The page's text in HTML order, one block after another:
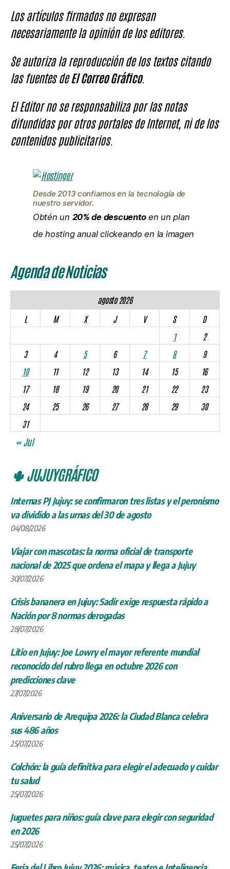
Los artículos firmados no expresan
necesariamente la opinión de los editores.
Se autoriza la reproducción de los textos citando
las fuentes deEl Correo Gráfico.
El Editor no se responsabiliza por las notas
difundidas por otros portales de Internet, ni de los
contenidos publicitarios.
Desde 2013 confiamos en la tecnología de
nuestro servidor.
Obtén un 20% de descuentoen un plan
de hosting anual clickeando en la imagen
Agenda de Noticias
agosto 2026
L
M X J V S
D
1
2
3
4 5 6 7 8
9
10
11 12 13 14 15
16
17
18 19 20 21 22
23
24
25 26 27 28 29
30
31
« Jul
🌵 JUJUYGRÁFICO
Internas PJ Jujuy: se confirmaron tres listas y el peronismo
va dividido a las urnas del 30 de agosto
04/08/2026
Viajar con mascotas: la norma oficial de transporte
nacional de 2025 que ordena el mapa y llega a Jujuy
30/07/2026
Crisis bananera en Jujuy: Sadir exige respuesta rápido a
Nación por 8 normas derogadas
28/07/2026
Litio en Jujuy: Joe Lowry el mayor referente mundial
reconocido del rubro llega en octubre 2026 con
predicciones clave
27/07/2026
Aniversario de Arequipa 2026: la Ciudad Blanca celebra
sus 486 años
25/07/2026
Colchón: la guía definitiva para elegir el adecuado y cuidar
tu salud
25/07/2026
Juguetes para niños: guía clave para elegir con seguridad
en 2026
25/07/2026